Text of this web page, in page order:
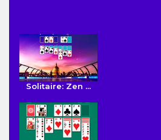
Solitaire: Zen ...